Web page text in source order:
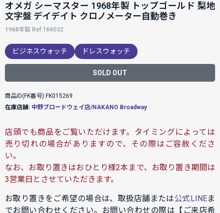
オメガ シーマスター 1968年製 トップゴールド 梨地
文字盤 デイデイト クロノメーター自動巻き
1968年製 Ref.166032
ビジネスウォッチ ドレスウォッチ
SOLD OUT
商品ID(FK番号):FK015269
在庫店舗: 中野ブロードウェイ店/NAKANO Broadway
店頭でも商品をご覧いただけます。タイミングによっては
売り切れの場合がありますので、その際はご容赦くださ
い。
なお、お取り置きはおひとり様2本まで、お取り置き期間は
3営業日とさせていただきます。
お取り置きをご希望の場合は、取扱店舗または公式LINEま
でお問い合わせください。お問い合わせの際は【ご来店希